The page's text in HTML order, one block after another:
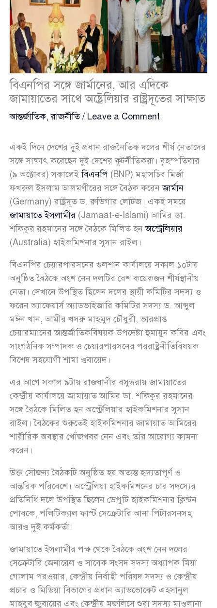
বিএনপির সঙ্গে জার্মানের, আর এদিকে
জামায়াতের সাথে অষ্ট্রেলিয়ার রাষ্ট্রদূতের সাক্ষাত
আন্তর্জাতিক,রাজনীতি/ Leave a Comment
একই দিনে দেশের দুই প্রধান রাজনৈতিক দলের শীর্ষ নেতাদের
সঙ্গে সাক্ষাৎ করেছেন দুই দেশের কূটনীতিকরা। বৃহস্পতিবার
(৯ অক্টোবর) সকালেইবিএনপি (BNP) মহাসচিব মির্জা
ফখরুল ইসলাম আলমগীরের সঙ্গে বৈঠক করেনজার্মান
(Germany) রাষ্ট্রদূত ড. রুডিগার লোটজ। একই সময়ে
জামায়াতে ইসলামীর (Jamaat-e-Islami) আমির ডা.
শফিকুর রহমানের সঙ্গে বৈঠকে মিলিত হনঅস্ট্রেলিয়ার
(Australia) হাইকমিশনার সুসান রাইল।
বিএনপির চেয়ারপারসনের গুলশান কার্যালয়ে সকাল ১০টায়
অনুষ্ঠিত বৈঠকে অংশ নেন দলটির বেশ কয়েকজন শীর্ষস্থানীয়
নেতা। সেখানে উপস্থিত ছিলেন দলের স্থায়ী কমিটির সদস্য ও
ফরেন অ্যাফেয়ার্স অ্যাডভাইজারি কমিটির সদস্য ড. আব্দুল
মঈন খান, আমীর খসরু মাহমুদ চৌধুরী, ভারপ্রাপ্ত
চেয়ারম্যানের আন্তর্জাতিকবিষয়ক উপদেষ্টা হুমায়ুন কবির এবং
সাংগঠনিক সম্পাদক ও চেয়ারপারসনের পররাষ্ট্রনীতিবিষয়ক
বিশেষ সহযোগী শামা ওবায়েদ।
এর আগে সকাল ৯টায় রাজধানীর বসুন্ধরায় জামায়াতের
কেন্দ্রীয় কার্যালয়ে জামায়াত আমির ডা. শফিকুর রহমানের
সঙ্গে বৈঠকে মিলিত হন অস্ট্রেলিয়ার হাইকমিশনার সুসান
রাইল। বৈঠকের শুরুতেই হাইকমিশনার জামায়াত আমিরের
শারীরিক অবস্থার খোঁজখবর নেন এবং তাঁর আরোগ্য কামনা
করেন।
উক্ত সৌজন্য বৈঠকটি অনুষ্ঠিত হয় অত্যন্ত হৃদ্যতাপূর্ণ ও
আন্তরিক পরিবেশে। অস্ট্রেলিয়া হাইকমিশনের চার সদস্যের
প্রতিনিধি দলে উপস্থিত ছিলেন ডেপুটি হাইকমিশনার ক্লিন্টন
পোবকে, পলিটিক্যাল ফার্স্ট সেক্রেটারি আনা পিটারসনসহ
আরও দুই কর্মকর্তা।
জামায়াতে ইসলামীর পক্ষ থেকে বৈঠকে অংশ নেন দলের
সেক্রেটারি জেনারেল ও সাবেক সংসদ সদস্য অধ্যাপক মিয়া
গোলাম পরওয়ার, কেন্দ্রীয় নির্বাহী পরিষদ সদস্য ও কেন্দ্রীয়
প্রচার ও মিডিয়া বিভাগের প্রধান অ্যাডভোকেট এহসানুল
মাহবুব জুবায়ের এবং কেন্দ্রীয় মজলিসে শুরা সদস্য মাওলানা